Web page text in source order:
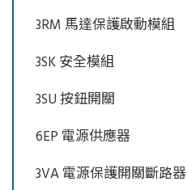
3RM 馬達保護啟動模組
3SK 安全模組
3SU 按鈕開關
6EP 電源供應器
3VA 電源保護開關斷路器